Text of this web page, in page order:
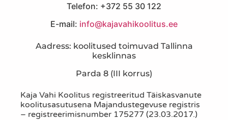
Telefon: +372 55 30 122
E-mail: info@kajavahikoolitus.ee
Aadress: koolitused toimuvad Tallinna
kesklinnas
Parda 8 (III korrus)
Kaja Vahi Koolitus registreeritud Täiskasvanute
koolitusasutusena Majandustegevuse registris
– registreerimisnumber 175277 (23.03.2017.)